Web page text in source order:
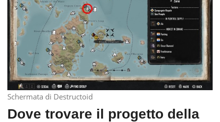
Schermata di Destructoid
Dove trovare il progetto della